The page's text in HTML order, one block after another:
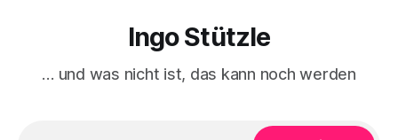
Ingo Stützle
… und was nicht ist, das kann noch werden